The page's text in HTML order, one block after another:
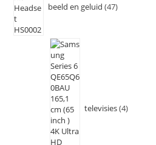
beeld en geluid 47
televisies 4